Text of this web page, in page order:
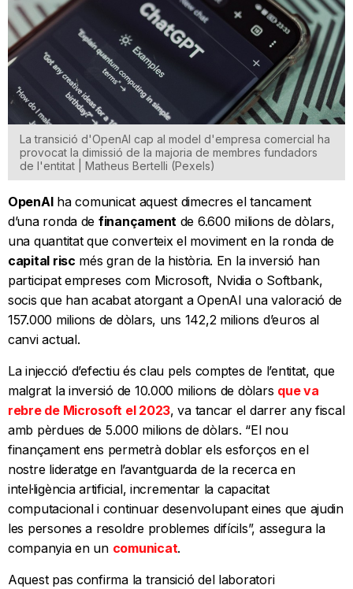
La transició d'OpenAI cap al model d'empresa comercial ha
provocat la dimissió de la majoria de membres fundadors
de l'entitat | Matheus Bertelli (Pexels)
OpenAIha comunicat aquest dimecres el tancament
d’una ronda de finançamentde 6.600 milions de dòlars,
una quantitat que converteix el moviment en la ronda de
capital risc més gran de la història. En la inversió han
participat empreses com Microsoft, Nvidia o Softbank,
socis que han acabat atorgant a OpenAI una valoració de
157.000 milions de dòlars, uns 142,2 milions d’euros al
canvi actual.
La injecció d’efectiu és clau pels comptes de l’entitat, que
malgrat la inversió de 10.000 milions de dòlars que va
rebre de Microsoft el 2023, va tancar el darrer any fiscal
amb pèrdues de 5.000 milions de dòlars. “El nou
finançament ens permetrà doblar els esforços en el
nostre lideratge en l’avantguarda de la recerca en
intel·ligència artificial, incrementar la capacitat
computacional i continuar desenvolupant eines que ajudin
les persones a resoldre problemes difícils”, assegura la
companyia en un comunicat.
Aquest pas confirma la transició del laboratori